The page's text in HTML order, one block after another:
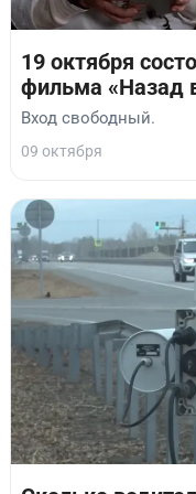
19 октября
фильма «Назад
Вход свободный.
09 октября